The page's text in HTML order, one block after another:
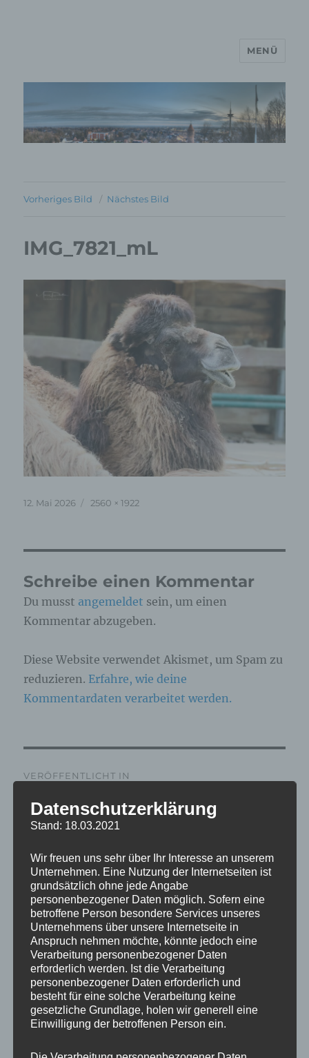
MP Mario Porten Beratung
Training Coaching
MENÜ
Vorheriges Bild Nächstes Bild
IMG_7821_mL
Veröffentlicht
12. Mai 2026 Originalgröße
2560 × 1922
Schreibe einen Kommentar
Du musst angemeldet sein, um einen
Kommentar abzugeben.
Diese Website verwendet Akismet, um Spam zu
reduzieren. Erfahre, wie deine
Kommentardaten verarbeitet werden.
VERÖFFENTLICHT IN
IMG_7821_mL
Datenschutzerklärung
Stand: 18.03.2021
Wir freuen uns sehr über Ihr Interesse an unserem
Unternehmen. Eine Nutzung der Internetseiten ist
grundsätzlich ohne jede Angabe
personenbezogener Daten möglich. Sofern eine
betroffene Person besondere Services unseres
Unternehmens über unsere Internetseite in
Anspruch nehmen möchte, könnte jedoch eine
Verarbeitung personenbezogener Daten
erforderlich werden. Ist die Verarbeitung
personenbezogener Daten erforderlich und
besteht für eine solche Verarbeitung keine
gesetzliche Grundlage, holen wir generell eine
Einwilligung der betroffenen Person ein.